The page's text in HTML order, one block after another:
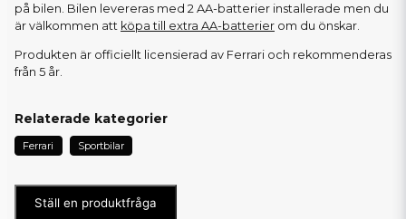
på bilen. Bilen levereras med 2 AA-batterier installerade men du
är välkommen att köpa till extra AA-batterier om du önskar.
Produkten är officiellt licensierad av Ferrari och rekommenderas
från 5 år.
Relaterade kategorier
Ferrari Sportbilar
Ställ en produktfråga